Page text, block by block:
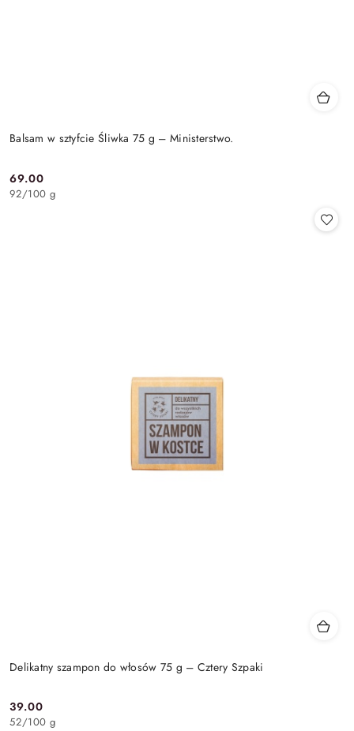
Balsam w sztyfcie Śliwka 75 g – Ministerstwo.
Cena:
69.00
92/100 g
Delikatny szampon do włosów 75 g – Cztery Szpaki
Cena:
39.00
52/100 g